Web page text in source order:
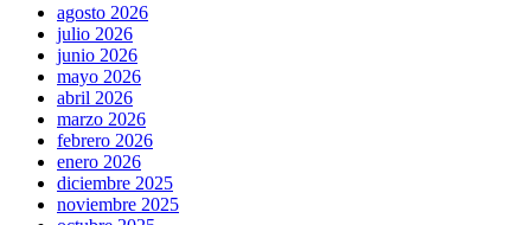
agosto 2026
julio 2026
junio 2026
mayo 2026
abril 2026
marzo 2026
febrero 2026
enero 2026
diciembre 2025
noviembre 2025